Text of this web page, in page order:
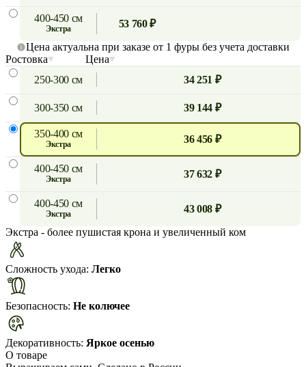
400-450 см
экстра
53 760 ₽
Цена актуальна при заказе от 1 фуры без учета доставки
Ростовка
Цена
250-300 см
34 251 ₽
300-350 см 39 144 ₽
350-400 см
экстра 36 456 ₽
400-450 см
экстра 37 632 ₽
400-450 см
экстра
43 008 ₽
Экстра - более пушистая крона и увеличенный ком
Сложность ухода: Легко
Безопасность: Не колючее
Декоративность: Яркое осенью
О товаре